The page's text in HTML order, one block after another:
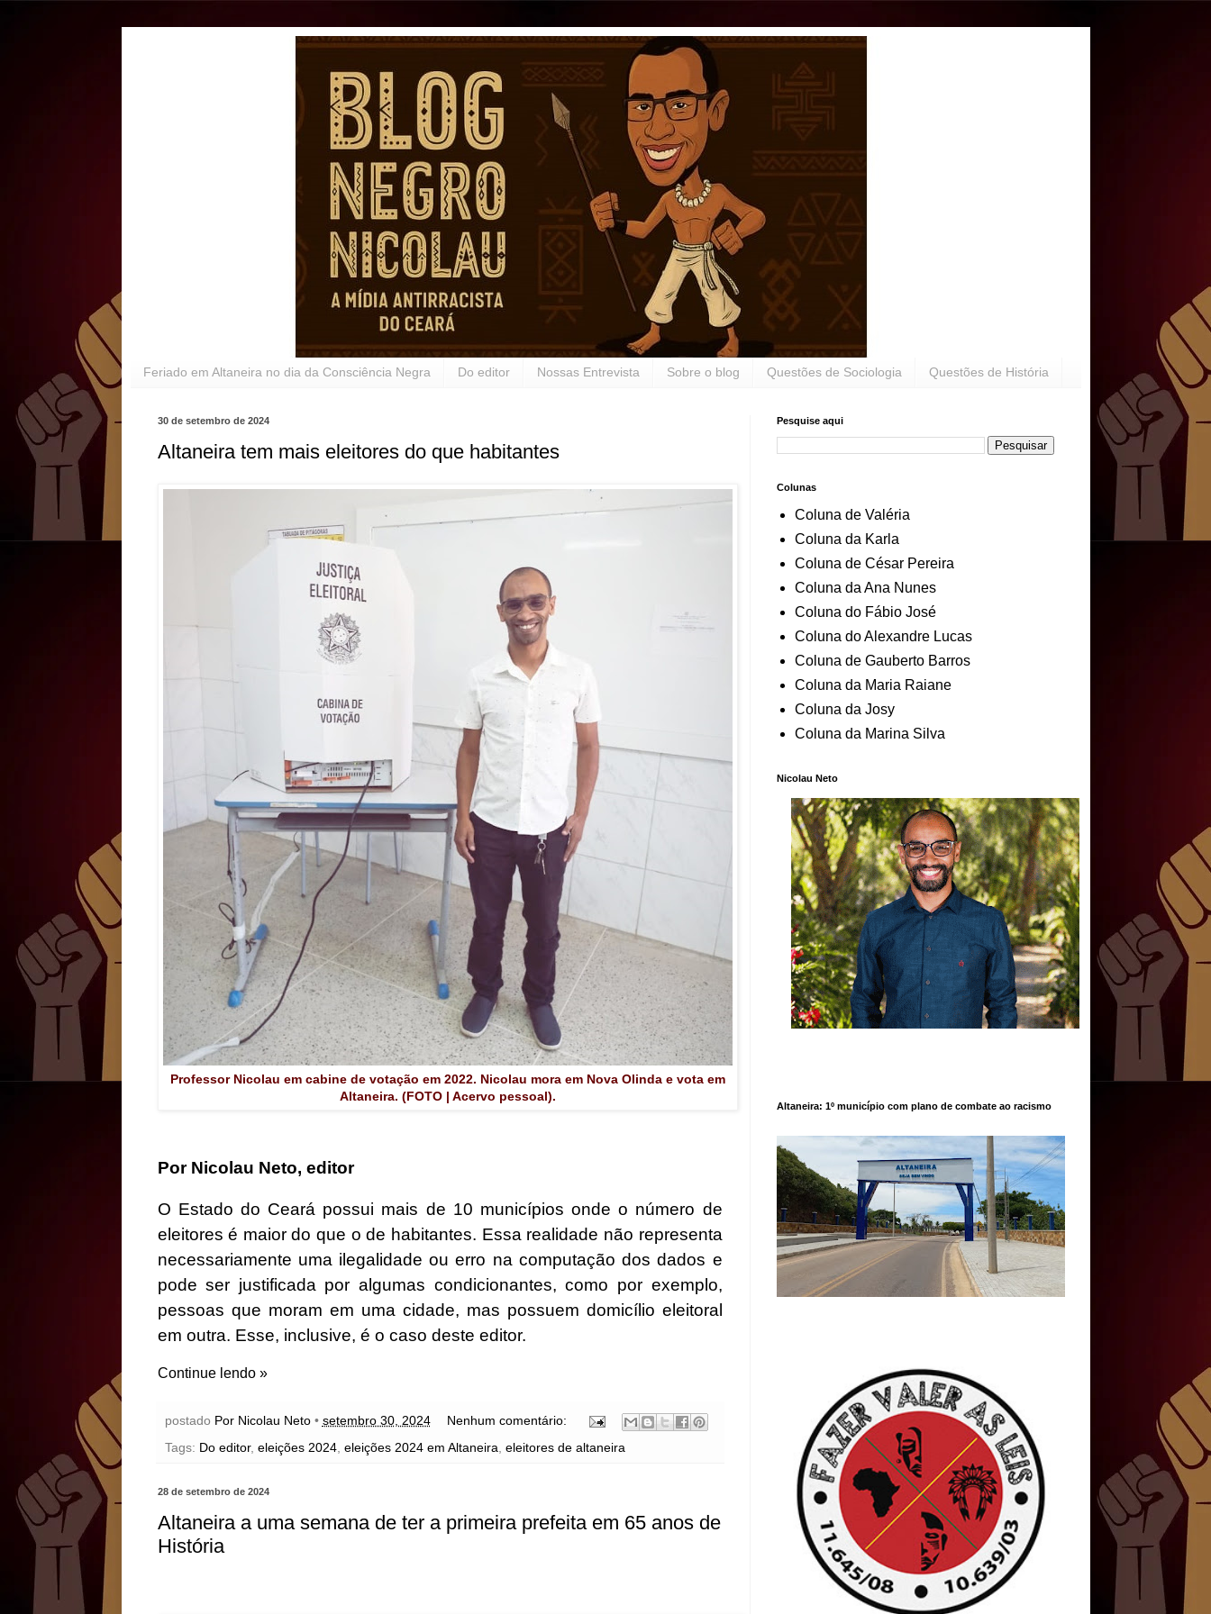
Feriado em Altaneira no dia da Consciência Negra Do editor Nossas Entrevista Sobre o blog Questões de Sociologia Questões de História
30 de setembro de 2024
Altaneira tem mais eleitores do que habitantes
Professor Nicolau em cabine de votação em 2022. Nicolau mora em Nova Olinda e vota em
Altaneira. (FOTO | Acervo pessoal).
Por Nicolau Neto, editor
O Estado do Ceará possui mais de 10 municípios onde o número de
eleitores é maior do que o de habitantes. Essa realidade não representa
necessariamente uma ilegalidade ou erro na computação dos dados e
pode ser justificada por algumas condicionantes, como por exemplo,
pessoas que moram em uma cidade, mas possuem domicílio eleitoral
em outra. Esse, inclusive, é o caso deste editor.
Continue lendo »
postado Por Nicolau Neto • setembro 30, 2024
Nenhum comentário:
Tags: Do editor, eleições 2024, eleições 2024 em Altaneira eleitores de altaneira
28 de setembro de 2024
Altaneira a uma semana de ter a primeira prefeita em 65 anos de
História
Pesquise aqui
Colunas
Coluna de Valéria
Coluna da Karla
Coluna de César Pereira
Coluna da Ana Nunes
Coluna do Fábio José
Coluna do Alexandre Lucas
Coluna de Gauberto Barros
Coluna da Maria Raiane
Coluna da Josy
Coluna da Marina Silva
Nicolau Neto
Altaneira: 1º município com plano de combate ao racismo